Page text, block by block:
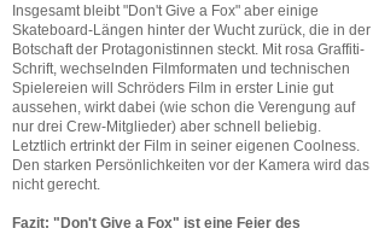
Insgesamt bleibt "Don't Give a Fox" aber einige
Skateboard-Längen hinter der Wucht zurück, die in der
Botschaft der Protagonistinnen steckt. Mit rosa Graffiti-
Schrift, wechselnden Filmformaten und technischen
Spielereien will Schröders Film in erster Linie gut
aussehen, wirkt dabei (wie schon die Verengung auf
nur drei Crew-Mitglieder) aber schnell beliebig.
Letztlich ertrinkt der Film in seiner eigenen Coolness.
Den starken Persönlichkeiten vor der Kamera wird das
nicht gerecht.
Fazit: "Don't Give a Fox" ist eine Feier des